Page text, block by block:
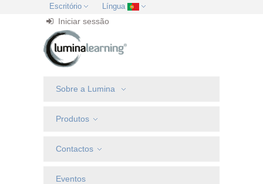
Escritório Língua
Iniciar sessão
Sobre a Lumina
Produtos
Contactos
Eventos